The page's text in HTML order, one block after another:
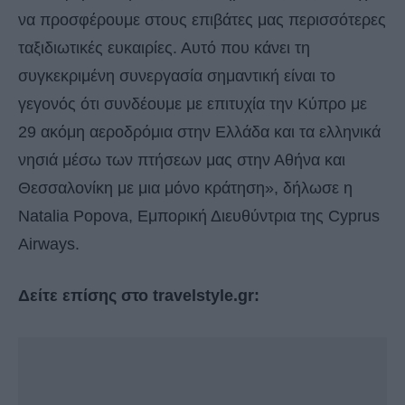
να προσφέρουμε στους επιβάτες μας περισσότερες
ταξιδιωτικές ευκαιρίες. Αυτό που κάνει τη
συγκεκριμένη συνεργασία σημαντική είναι το
γεγονός ότι συνδέουμε με επιτυχία την Κύπρο με
29 ακόμη αεροδρόμια στην Ελλάδα και τα ελληνικά
νησιά μέσω των πτήσεων μας στην Αθήνα και
Θεσσαλονίκη με μια μόνο κράτηση», δήλωσε η
Natalia Popova, Εμπορική Διευθύντρια της Cyprus
Airways.
Δείτε επίσης στο travelstyle.gr: